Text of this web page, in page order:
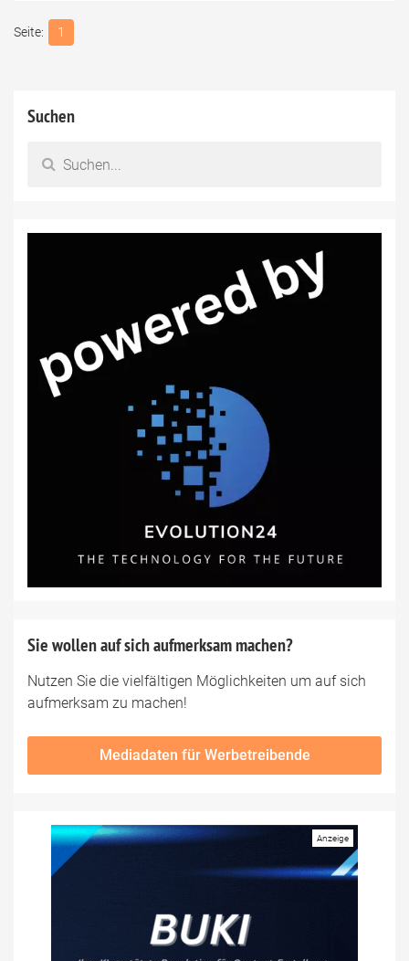
1
Suchen
Sie wollen auf sich aufmerksam machen?
Nutzen Sie die vielfältigen Möglichkeiten um auf sich
aufmerksam zu machen!
Mediadaten für Werbetreibende